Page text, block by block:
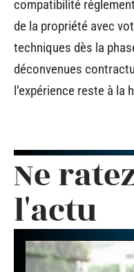
compatibilité
de la propriété avec
techniques dès la
déconvenues
l’expérience reste à la
Ne
l'actu